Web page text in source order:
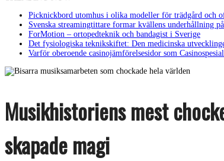
Picknickbord utomhus i olika modeller för trädgård och
Svenska streamingtittare formar kvällens underhållning
ForMotion – ortopedteknik och bandagist i Sverige
Det fysiologiska teknikskiftet: Den medicinska
Varför oberoende casinojämförelsesidor som
Musikhistoriens mest
skapade magi